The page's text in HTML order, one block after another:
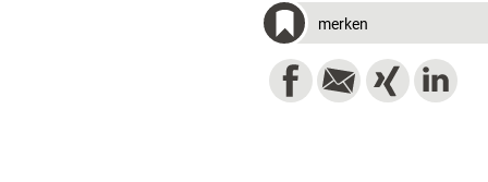
merken